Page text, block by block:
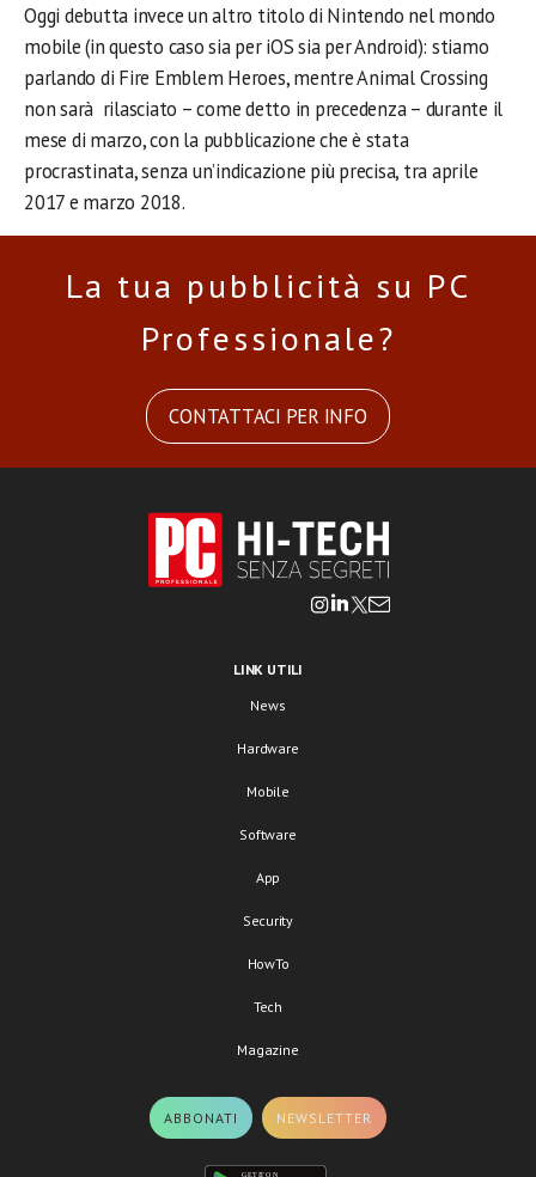
Oggi debutta invece un altro titolo di Nintendo nel mondo
mobile (in questo caso sia per iOS sia per Android): stiamo
parlando di Fire Emblem Heroes, mentre Animal Crossing
non sarà rilasciato – come detto in precedenza – durante il
mese di marzo, con la pubblicazione che è stata
procrastinata, senza un’indicazione più precisa, tra aprile
2017 e marzo 2018.
La tua pubblicità su PC
Professionale?
CONTATTACI PER INFO
LINK UTILI
News
Hardware
Mobile
Software
App
Security
HowTo
Tech
Magazine
ABBONATI NEWSLETTER